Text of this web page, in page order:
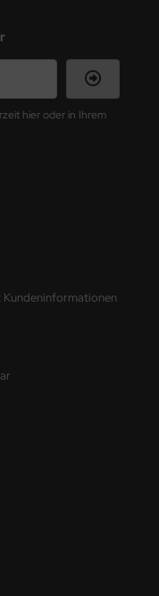
hier oder in Ihrem